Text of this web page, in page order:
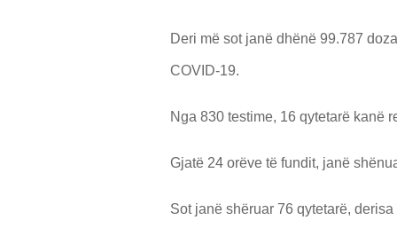
Deri më sot janë dhënë 99.787
COVID-19.
Nga 830 testime, 16 qytetarë kanë
Gjatë 24 orëve të fundit, janë
Sot janë shëruar 76 qytetarë,